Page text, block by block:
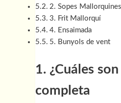
2. Sopes Mallorquines
3. Frit Mallorquí
4. Ensaimada
5. Bunyols de vent
1. ¿Cuáles
completa